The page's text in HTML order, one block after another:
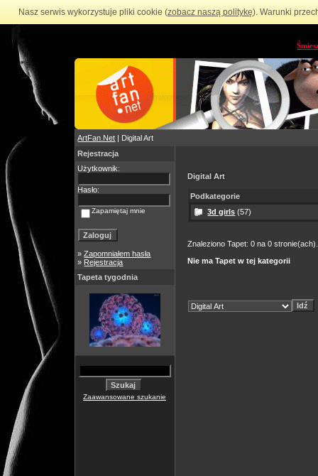
Nasz serwis wykorzystuje pliki cookie (zobacz naszą politykę). Warunki
ArtFan.Net | Digital Art
Rejestracja
Użytkownik:
Hasło:
Zapamiętaj mnie
»Zapomniałem hasła
» Rejestracja
Tapeta tygodnia
Zaawansowane szukanie
Digital Art
Podkategorie
3d girls (57)
Znaleziono Tapet: 0 na 0
Nie ma Tapet w tej kategorii